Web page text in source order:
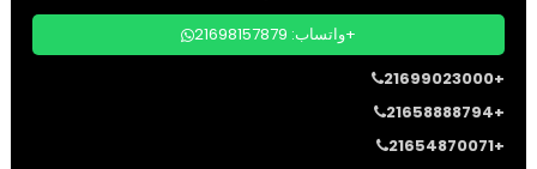
واتساب: 21698157879+
21699023000+
21658888794+
21654870071+